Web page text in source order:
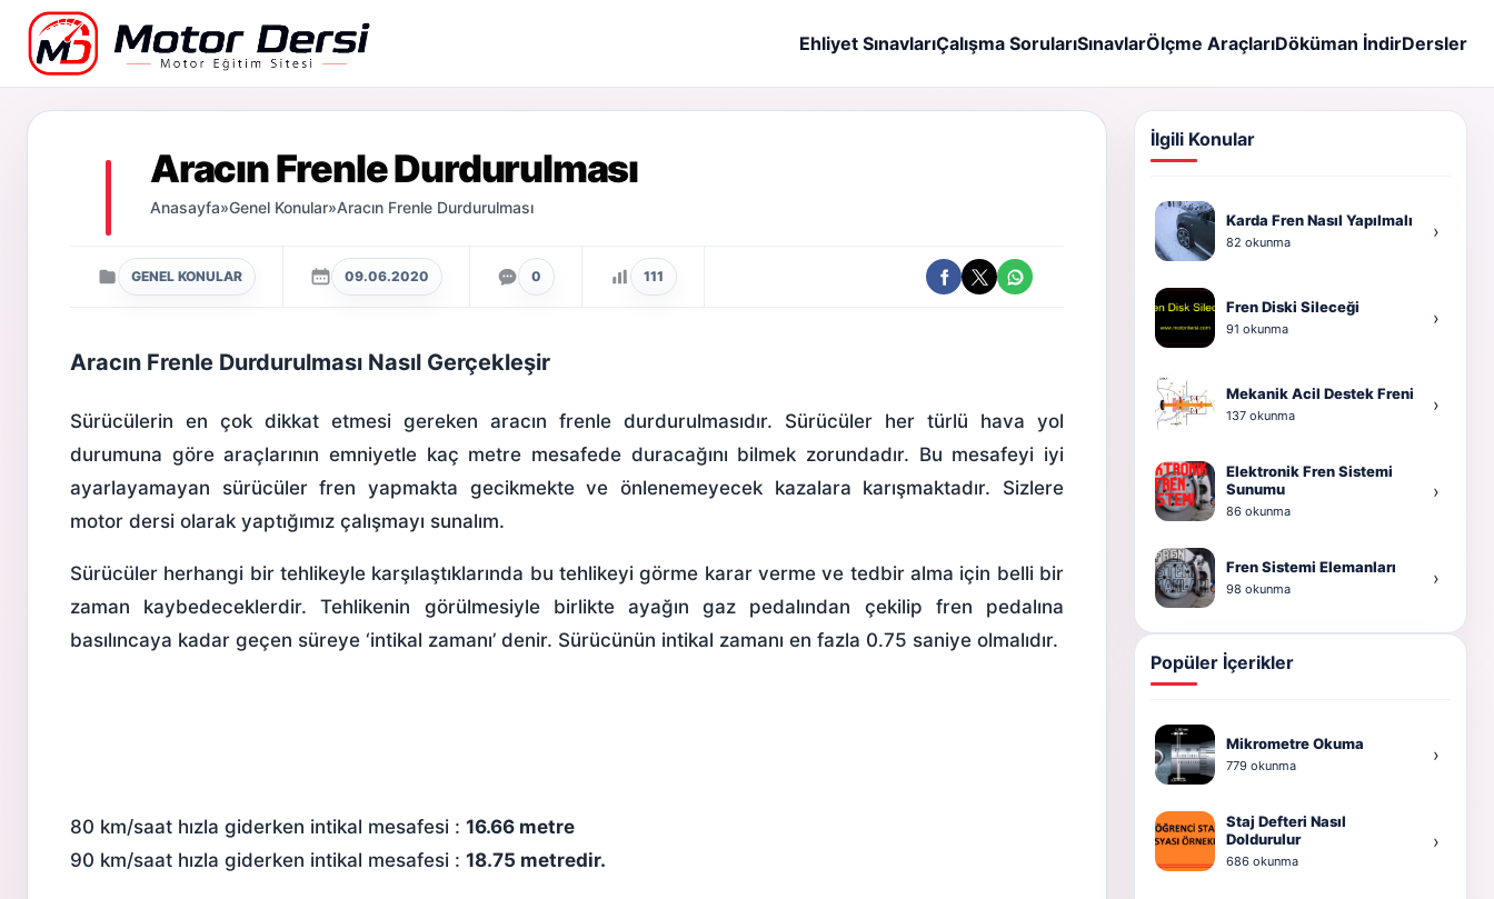
Motor Dersi
Ehliyet SınavlarıÇalışma SorularıSınavlarÖlçme AraçlarıDöküman İndirDersler
Aracın Frenle Durdurulması
Anasayfa»Genel Konular»Aracın Frenle Durdurulması
GENEL KONULAR 09.06.2020 0 111
Aracın Frenle Durdurulması Nasıl Gerçekleşir
Sürücülerin en çok dikkat etmesi gereken aracın frenle durdurulmasıdır. Sürücüler her türlü hava yol
durumuna göre araçlarının emniyetle kaç metre mesafede duracağını bilmek zorundadır. Bu mesafeyi iyi
ayarlayamayan sürücüler fren yapmakta gecikmekte ve önlenemeyecek kazalara karışmaktadır. Sizlere
motor dersi olarak yaptığımız çalışmayı sunalım.
Sürücüler herhangi bir tehlikeyle karşılaştıklarında bu tehlikeyi görme karar verme ve tedbir alma için belli bir
zaman kaybedeceklerdir. Tehlikenin görülmesiyle birlikte ayağın gaz pedalından çekilip fren pedalına
basılıncaya kadar geçen süreye ‘intikal zamanı’ denir. Sürücünün intikal zamanı en fazla 0.75 saniye olmalıdır.
80 km/saat hızla giderken intikal mesafesi : 16.66 metre
90 km/saat hızla giderken intikal mesafesi : 18.75 metredir.
İlgili Konular
Karda Fren Nasıl Yapılmalı
82 okunma ›
Fren Diski Sileceği
91 okunma ›
Mekanik Acil Destek Freni
137 okunma ›
Elektronik Fren Sistemi
Sunumu
86 okunma
›
Fren Sistemi Elemanları
98 okunma ›
Popüler İçerikler
Mikrometre Okuma
779 okunma ›
Staj Defteri Nasıl
Doldurulur
686 okunma
›